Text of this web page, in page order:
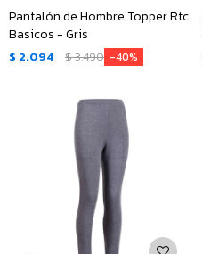
Pantalón de Hombre Topper Rtc
Basicos - Gris
$ 2.094 $3.490 40